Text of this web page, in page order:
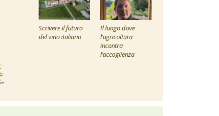
Scrivere il futuro
del vino italiano
Il luogo dove
l’agricoltura
incontra
l’accoglienza